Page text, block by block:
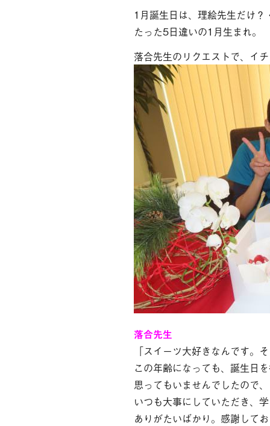
1月誕生日は、理絵先生だけ
たった5日違いの1月生まれ。
落合先生のリクエストで、イ
落合先生
「スイーツ大好きなんです。
この年齢になっても、誕生日
思ってもいませんでしたので
いつも大事にしていただき、
ありがたいばかり。感謝して